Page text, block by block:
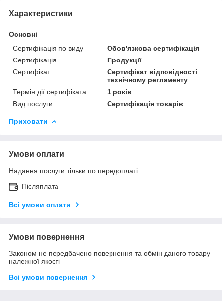
Характеристики
Основні
Сертифікація по виду
Обов'язкова сертифікація
Сертифікація
Продукції
Сертифікат
Сертифікат відповідності
технічному регламенту
Термін дії сертифіката
1 років
Вид послуги
Сертифікація товарів
Приховати
Умови оплати
Надання послуги тільки по передоплаті.
Післяплата
Всі умови оплати
Умови повернення
Законом не передбачено повернення та обмін даного товару
належної якості
Всі умови повернення